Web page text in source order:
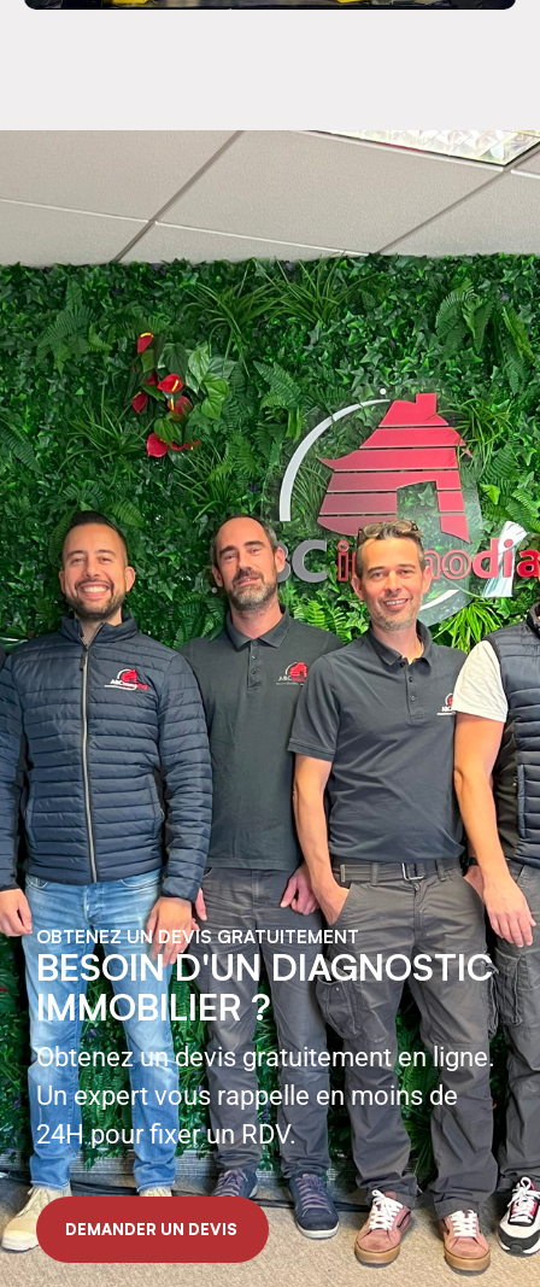
OBTENEZ UN DEVIS GRATUITEMENT
BESOIN D'UN DIAGNOSTIC
IMMOBILIER ?
Obtenez un devis gratuitement en ligne.
Un expert vous rappelle en moins de
24H pour fixer un RDV.
DEMANDER UN DEVIS